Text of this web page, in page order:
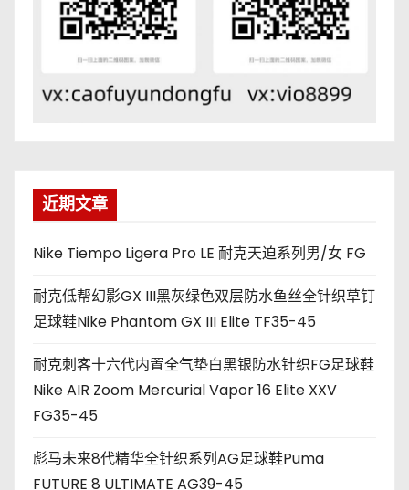
近期文章
Nike Tiempo Ligera Pro LE 耐克天迫系列男/女 FG
耐克低帮幻影GX III黑灰绿色双层防水鱼丝全针织草钉
足球鞋Nike Phantom GX III Elite TF35-45
耐克刺客十六代内置全气垫白黑银防水针织FG足球鞋
Nike AIR Zoom Mercurial Vapor 16 Elite XXV
FG35-45
彪马未来8代精华全针织系列AG足球鞋Puma
FUTURE 8 ULTIMATE AG39-45